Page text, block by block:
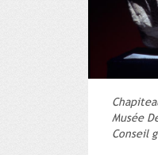
Musée
Conseil